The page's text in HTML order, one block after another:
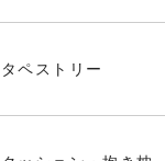
タペストリー